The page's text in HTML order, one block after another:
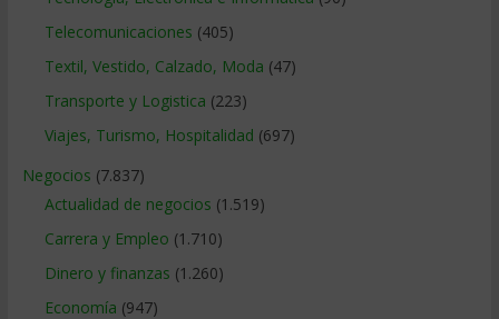
Telecomunicaciones (405)
Textil, Vestido, Calzado, Moda (47)
Transporte y Logistica (223)
Viajes, Turismo, Hospitalidad (697)
Negocios (7.837)
Actualidad de negocios (1.519)
Carrera y Empleo (1.710)
Dinero y finanzas (1.260)
Economía (947)